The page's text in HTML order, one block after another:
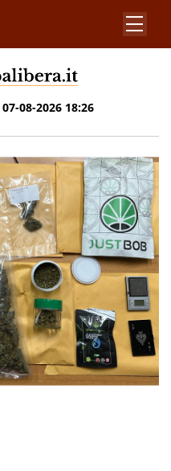
07-08-2026 18:26